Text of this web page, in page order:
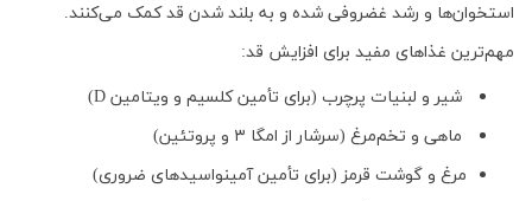
استخوان‌ها و رشد غضروفی شده و به بلند شدن قد کمک می‌کنند.
مهم‌ترین غذاهای مفید برای افزایش قد:
شیر و لبنیات پرچرب (برای تأمین کلسیم و ویتامین D)
ماهی و تخم‌مرغ (سرشار از امگا ۳ و پروتئین)
مرغ و گوشت قرمز (برای تأمین آمینواسیدهای ضروری)